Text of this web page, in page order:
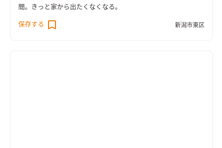
間。きっと家から出たくなくなる。
保存する 新潟市東区